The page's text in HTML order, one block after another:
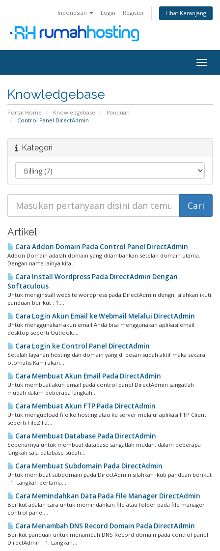
Indonesian Login Register Lihat Keranjang
Knowledgebase
Portal Home Knowledgebase
Panduan
Control Panel DirectAdmin
Kategori
Artikel
Cara Addon Domain Pada Control Panel DirectAdmin
Addon Domain adalah domain yang ditambahkan setelah domain utama.
Dengan nama lainya kita...
Cara Install Wordpress Pada DirectAdmin Dengan
Softaculous
Untuk menginstall website wordpress pada DirectAdmin dengn, silahkan ikuti
panduan berikut : 1....
Cara Login Akun Email ke Webmail Melalui DirectAdmin
Untuk menggunakan akun email Anda bisa menggunakan aplikasi email
desktop seperti Outlook,...
Cara Login ke Control Panel DirectAdmin
Setelah layanan hosting dan domain yang di pesan sudah aktif maka secara
otomatis Kami akan...
Cara Membuat Akun Email Pada DirectAdmin
Untuk membuat akun email pada control panel DirectAdmin sangatlah
mudah dalam beberapa langkah...
Cara Membuat Akun FTP Pada DirectAdmin
Untuk mengupload file ke hosting atau ke server melalui aplikasi FTP Client
seperti FileZilla...
Cara Membuat Database Pada DirectAdmin
Sebenarnya untuk membuat database sangatlah mudah, dalam beberapa
langkah saja database sudah...
Cara Membuat Subdomain Pada DirectAdmin
Untuk membuat subdomain pada DirectAdmin silahkan ikuti panduan berikut
: 1. Langkah pertama...
Cara Memindahkan Data Pada File Manager DirectAdmin
Berikut adalah cara untuk memindahkan file atau folder pada file manager
control panel...
Cara Menambah DNS Record Domain Pada DirectAdmin
Berikut panduan untuk menambah DNS Record domain pada control panel
DirectAdmin : 1. Langkah...